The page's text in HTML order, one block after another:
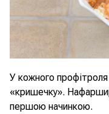
У кожного
«кришечку».
першою начинкою.